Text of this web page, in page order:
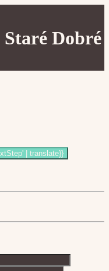
Staré Dobré